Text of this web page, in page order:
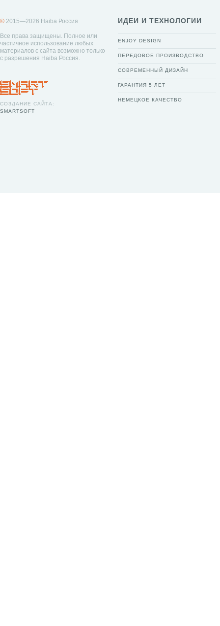
© 2015—2026 Haiba Россия
Все права защищены. Полное или
частичное использование любых
материалов с сайта возможно только
с разрешения Haiba Россия.
СОЗДАНИЕ САЙТА:
SMARTSOFT
ИДЕИ И ТЕХНОЛОГИИ
ENJOY DESIGN
ПЕРЕДОВОЕ ПРОИЗВОДСТВО
СОВРЕМЕННЫЙ ДИЗАЙН
ГАРАНТИЯ 5 ЛЕТ
НЕМЕЦКОЕ КАЧЕСТВО